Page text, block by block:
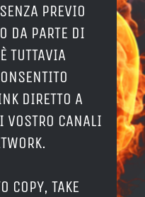
PREVIO
DA PARTE DI
TUTTAVIA
DIRETTO A
VOSTRO CANALI
COPY, TAKE